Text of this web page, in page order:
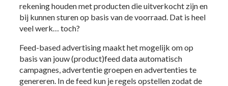
rekening houden met producten die uitverkocht zijn en
bij kunnen sturen op basis van de voorraad. Dat is heel
veel werk… toch?
Feed-based advertising maakt het mogelijk om op
basis van jouw (product)feed data automatisch
campagnes, advertentie groepen en advertenties te
genereren. In de feed kun je regels opstellen zodat de